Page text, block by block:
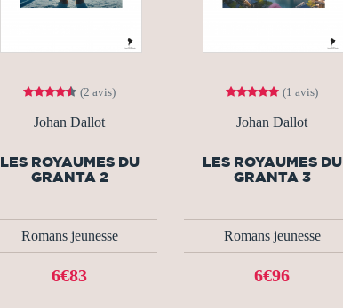
(2 avis)
Johan Dallot
LES ROYAUMES DU
GRANTA 2
Romans jeunesse
6€83
(1 avis)
Johan Dallot
LES ROYAUMES DU
GRANTA 3
Romans jeunesse
6€96